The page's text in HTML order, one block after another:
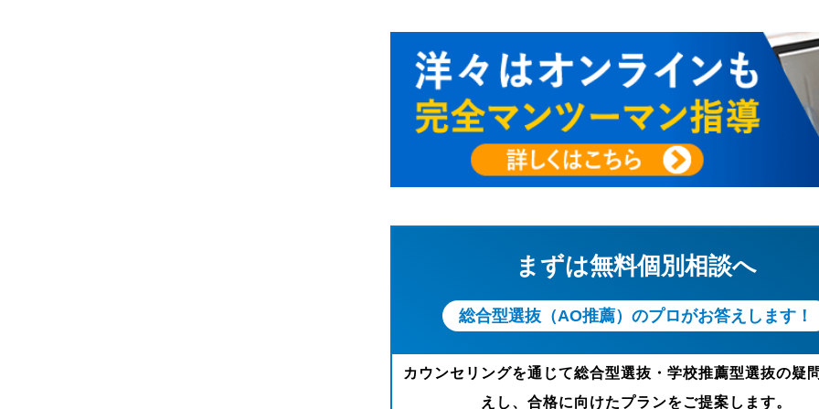
まずは無料個別相談へ
総合型選抜（AO推薦）のプロがお答えします！
カウンセリングを通じて総合型選抜・学校推薦型選抜の疑
えし、合格に向けたプランをご提案します。